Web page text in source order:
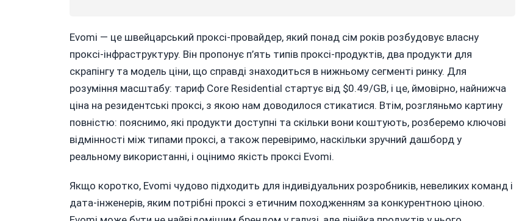
Evomi — це швейцарський проксі-провайдер, який понад сім років розбудовує власну
проксі-інфраструктуру. Він пропонує п’ять типів проксі-продуктів, два продукти для
скрапінгу та модель ціни, що справді знаходиться в нижньому сегменті ринку. Для
розуміння масштабу: тариф Core Residential стартує від $0.49/GB, і це, ймовірно, найнижча
ціна на резидентські проксі, з якою нам доводилося стикатися. Втім, розгляньмо картину
повністю: пояснимо, які продукти доступні та скільки вони коштують, розберемо ключові
відмінності між типами проксі, а також перевіримо, наскільки зручний дашборд у
реальному використанні, і оцінимо якість проксі Evomi.
Якщо коротко, Evomi чудово підходить для індивідуальних розробників, невеликих команд і
дата-інженерів, яким потрібні проксі з етичним походженням за конкурентною ціною.